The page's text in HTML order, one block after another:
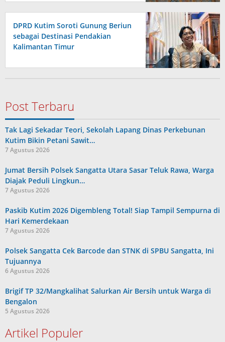
DPRD Kutim Soroti Gunung Beriun
sebagai Destinasi Pendakian
Kalimantan Timur
Post Terbaru
Tak Lagi Sekadar Teori, Sekolah Lapang Dinas Perkebunan
Kutim Bikin Petani Sawit…
7 Agustus 2026
Jumat Bersih Polsek Sangatta Utara Sasar Teluk Rawa, Warga
Diajak Peduli Lingkun…
7 Agustus 2026
Paskib Kutim 2026 Digembleng Total! Siap Tampil Sempurna di
Hari Kemerdekaan
7 Agustus 2026
Polsek Sangatta Cek Barcode dan STNK di SPBU Sangatta, Ini
Tujuannya
6 Agustus 2026
Brigif TP 32/Mangkalihat Salurkan Air Bersih untuk Warga di
Bengalon
5 Agustus 2026
Artikel Populer